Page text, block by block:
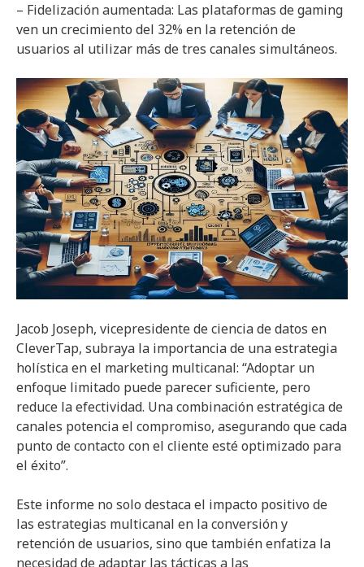
– Fidelización aumentada: Las plataformas de gaming
ven un crecimiento del 32% en la retención de
usuarios al utilizar más de tres canales simultáneos.
Jacob Joseph, vicepresidente de ciencia de datos en
CleverTap, subraya la importancia de una estrategia
holística en el marketing multicanal: “Adoptar un
enfoque limitado puede parecer suficiente, pero
reduce la efectividad. Una combinación estratégica de
canales potencia el compromiso, asegurando que cada
punto de contacto con el cliente esté optimizado para
el éxito”.
Este informe no solo destaca el impacto positivo de
las estrategias multicanal en la conversión y
retención de usuarios, sino que también enfatiza la
necesidad de adaptar las tácticas a las